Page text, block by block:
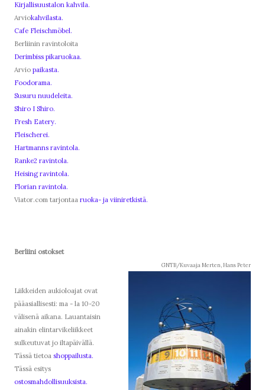
Kirjallisuustalon kahvila.
Arviokahvilasta.
Cafe Fleischmöbel.
Berliinin ravintoloita
Derimbiss pikaruokaa.
Arvio paikasta.
Foodorama.
Susuru nuudeleita.
Shiro I Shiro.
Fresh Eatery.
Fleischerei.
Hartmanns ravintola.
Ranke2 ravintola.
Heising ravintola.
Florian ravintola.
Viator.com tarjontaa ruoka- ja viiniretkistä.
Berliini ostokset
GNTB/Kuvaaja Merten, Hans Peter
Liikkeiden aukioloajat ovat
pääasiallisesti: ma - la 10-20
välisenä aikana. Lauantaisin
ainakin elintarvikeliikkeet
sulkeutuvat jo iltapäivällä.
Tässä tietoa shoppailusta.
Tässä esitys
ostosmahdollisuuksista.